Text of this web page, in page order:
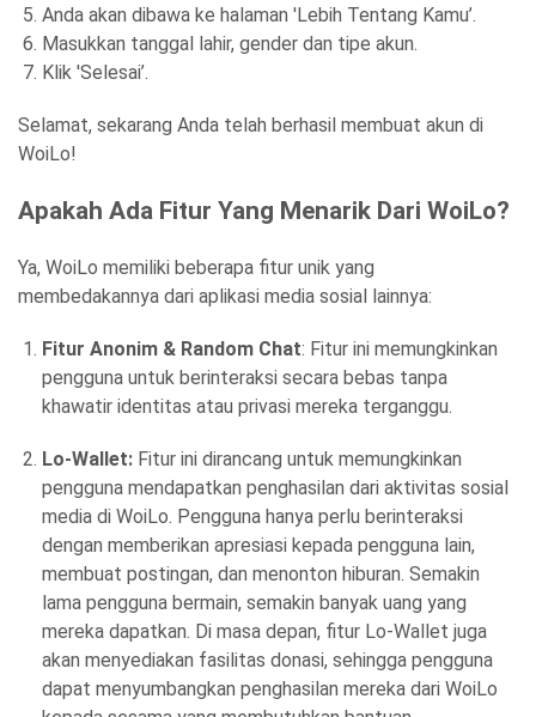
Anda akan dibawa ke halaman 'Lebih Tentang Kamu’.
Masukkan tanggal lahir, gender dan tipe akun.
Klik 'Selesai’.
Selamat, sekarang Anda telah berhasil membuat akun di
WoiLo!
Apakah Ada Fitur Yang Menarik Dari WoiLo?
Ya, WoiLo memiliki beberapa fitur unik yang
membedakannya dari aplikasi media sosial lainnya:
Fitur Anonim & Random Chat: Fitur ini memungkinkan
pengguna untuk berinteraksi secara bebas tanpa
khawatir identitas atau privasi mereka terganggu.
Lo-Wallet: Fitur ini dirancang untuk memungkinkan
pengguna mendapatkan penghasilan dari aktivitas sosial
media di WoiLo. Pengguna hanya perlu berinteraksi
dengan memberikan apresiasi kepada pengguna lain,
membuat postingan, dan menonton hiburan. Semakin
lama pengguna bermain, semakin banyak uang yang
mereka dapatkan. Di masa depan, fitur Lo-Wallet juga
akan menyediakan fasilitas donasi, sehingga pengguna
dapat menyumbangkan penghasilan mereka dari WoiLo